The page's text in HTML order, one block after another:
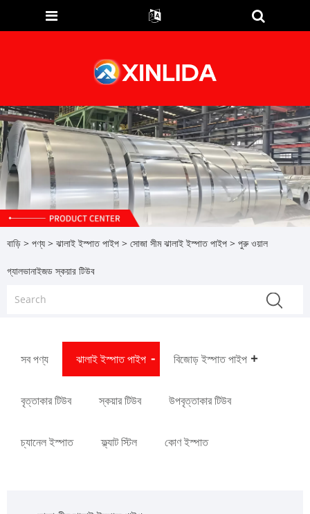
বাড়ি > পণ্য > ঝালাই ইস্পাত পাইপ > সোজা সীম ঝালাই ইস্পাত পাইপ > পুরু ওয়াল
গ্যালভানাইজড স্কয়ার টিউব
সব পণ্য ঝালাই ইস্পাত পাইপ বিজোড় ইস্পাত পাইপ
বৃত্তাকার টিউব স্কয়ার টিউব উপবৃত্তাকার টিউব
চ্যানেল ইস্পাত ফ্ল্যাট স্টিল কোণ ইস্পাত